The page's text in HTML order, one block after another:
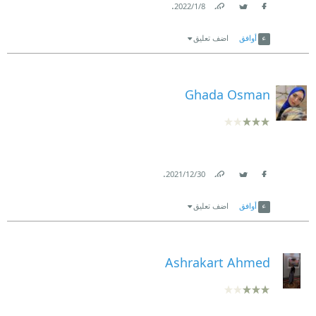
8‏/1‏/2022
.
أوافق اضف تعليق
Ghada Osman
30‏/12‏/2021
.
أوافق اضف تعليق
Ashrakart Ahmed